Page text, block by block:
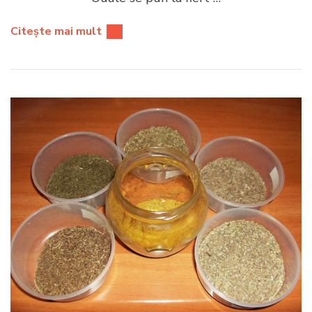
Citește mai mult